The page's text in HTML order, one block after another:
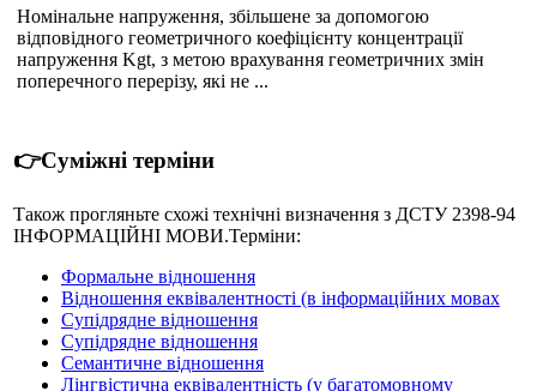
Номінальне напруження, збільшене за допомогою
відповідного геометричного коефіцієнту концентрації
напруження Kgt, з метою врахування геометричних змін
поперечного перерізу, які не ...
👉Суміжні терміни
Також прогляньте схожі технічні визначення з ДСТУ 2398-94
ІНФОРМАЦІЙНІ МОВИ.Терміни:
Формальне відношення
Відношення еквівалентності (в інформаційних мовах
Супідрядне відношення
Супідрядне відношення
Семантичне відношення
Лінгвістична еквівалентність (у багатомовному